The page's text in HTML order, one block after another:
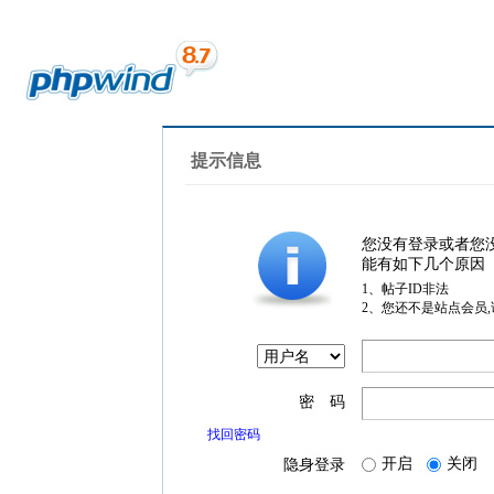
提示信息
您没有登录或者您
能有如下几个原因
1、帖子ID非法
2、您还不是站点会员
密 码
找回密码
隐身登录 开启 关闭